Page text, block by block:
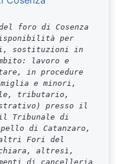
foro di Cosenza
per
sostituzioni in
lavoro e
in procedure
e minori,
tributario,
presso il
Tribunale di
di Catanzaro,
Fori del
altresì,
di cancelleria